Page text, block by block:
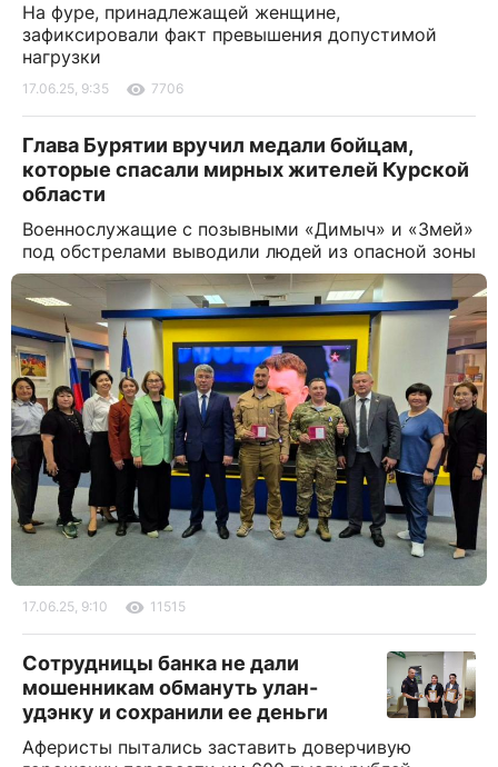
На фуре, принадлежащей женщине,
зафиксировали факт превышения допустимой
нагрузки
17.06.25, 9:35 7706
Глава Бурятии вручил медали бойцам,
которые спасали мирных жителей Курской
области
Военнослужащие с позывными «Димыч» и «Змей»
под обстрелами выводили людей из опасной зоны
17.06.25, 9:10 11515
Сотрудницы банка не дали
мошенникам обмануть улан-
удэнку и сохранили ее деньги
Аферисты пытались заставить доверчивую